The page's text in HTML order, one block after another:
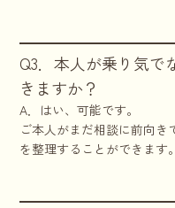
Q3．本人が乗り気で
きますか？
A．はい、可能です。
ご本人がまだ相談に前向
を整理することができます。